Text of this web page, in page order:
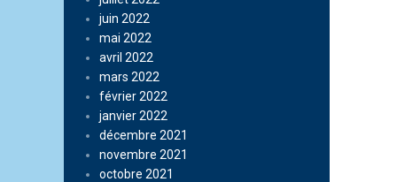
juin 2022
mai 2022
avril 2022
mars 2022
février 2022
janvier 2022
décembre 2021
novembre 2021
octobre 2021